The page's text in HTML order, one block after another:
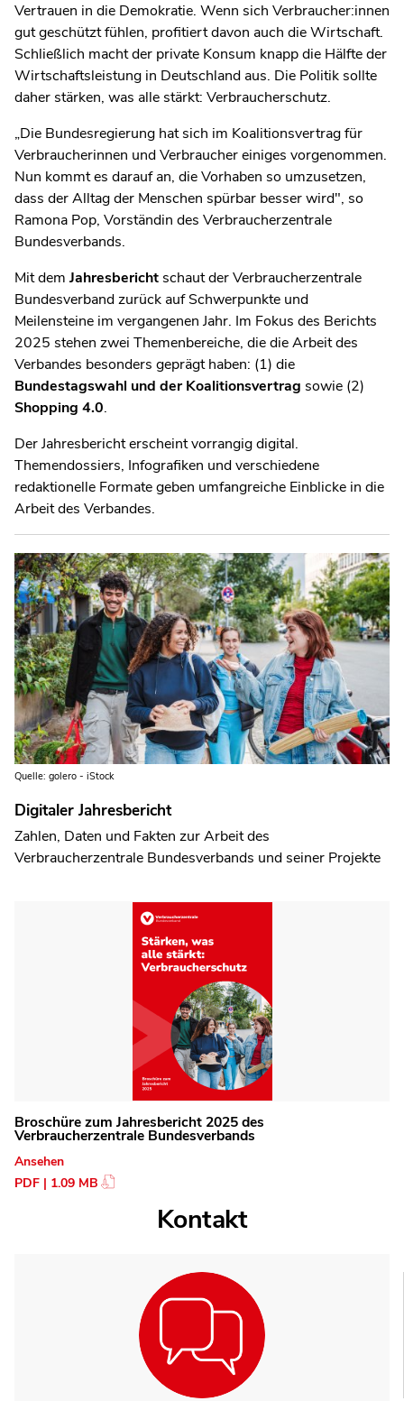
Vertrauen in die Demokratie. Wenn sich Verbraucher:innen
gut geschützt fühlen, profitiert davon auch die Wirtschaft.
Schließlich macht der private Konsum knapp die Hälfte der
Wirtschaftsleistung in Deutschland aus. Die Politik sollte
daher stärken, was alle stärkt: Verbraucherschutz.
„Die Bundesregierung hat sich im Koalitionsvertrag für
Verbraucherinnen und Verbraucher einiges vorgenommen.
Nun kommt es darauf an, die Vorhaben so umzusetzen,
dass der Alltag der Menschen spürbar besser wird", so
Ramona Pop, Vorständin des Verbraucherzentrale
Bundesverbands.
Mit dem Jahresberichtschaut der Verbraucherzentrale
Bundesverband zurück auf Schwerpunkte und
Meilensteine im vergangenen Jahr. Im Fokus des Berichts
2025 stehen zwei Themenbereiche, die die Arbeit des
Verbandes besonders geprägt haben: (1) die
Bundestagswahl und der Koalitionsvertrag sowie (2)
Shopping 4.0.
Der Jahresbericht erscheint vorrangig digital.
Themendossiers, Infografiken und verschiedene
redaktionelle Formate geben umfangreiche Einblicke in die
Arbeit des Verbandes.
Quelle: golero - iStock
Digitaler Jahresbericht
Zahlen, Daten und Fakten zur Arbeit des
Verbraucherzentrale Bundesverbands und seiner Projekte
Broschüre zum Jahresbericht 2025 des
Verbraucherzentrale Bundesverbands
Ansehen
PDF | 1.09 MB
Kontakt